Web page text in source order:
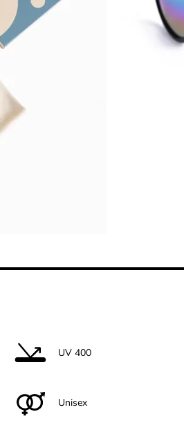
UV 400
Unisex